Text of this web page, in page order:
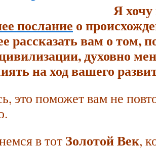
Я хочу
послание о
рассказать вам о том,
духовно
на ход вашего
это поможет вам не
в тот Золотой Век,